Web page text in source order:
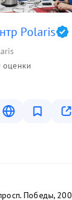
Polaris
оценки
Победы, 200